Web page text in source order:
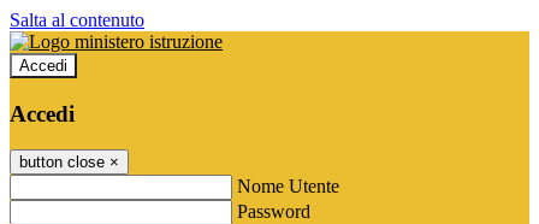
Salta al contenuto
Accedi
Accedi
button close ×
Nome Utente
Password